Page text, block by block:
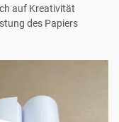
auf Kreativität
des Papiers